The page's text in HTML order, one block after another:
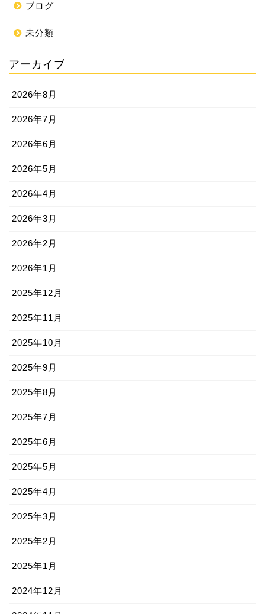
ブログ
未分類
アーカイブ
2026年8月
2026年7月
2026年6月
2026年5月
2026年4月
2026年3月
2026年2月
2026年1月
2025年12月
2025年11月
2025年10月
2025年9月
2025年8月
2025年7月
2025年6月
2025年5月
2025年4月
2025年3月
2025年2月
2025年1月
2024年12月